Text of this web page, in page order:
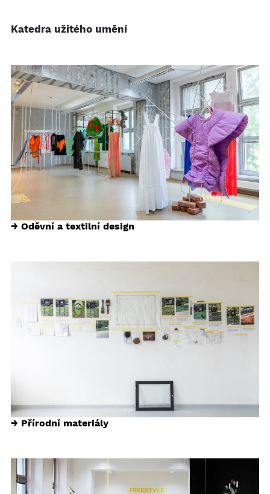
Katedra užitého umění
→ Oděvní a textilní design
→ Přírodní materiály